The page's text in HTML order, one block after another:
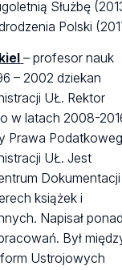
Służbę
Polski
– profesor nauk
– 2002 dziekan
UŁ. Rektor
w latach 2008-
Prawa
UŁ. Jest
książek i
Napisał
Był
Ustrojowych